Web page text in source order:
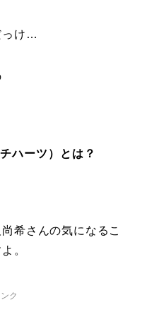
っけ…
ハーツ）とは？
希さんの気になるこ
。
ク